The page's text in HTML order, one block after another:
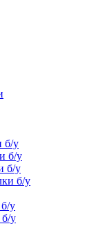
б/у
б/у
б/у
б/у
у
у